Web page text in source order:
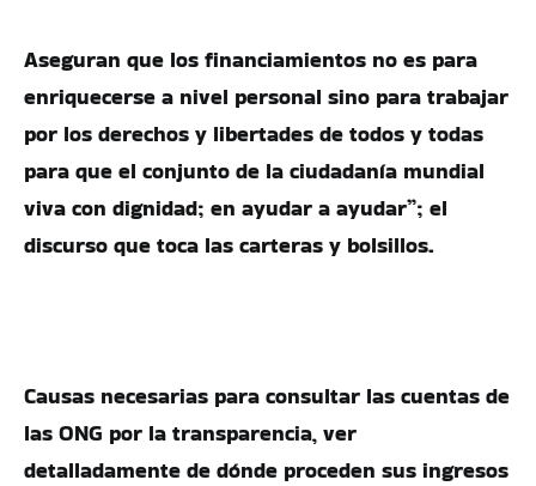
Aseguran que los financiamientos no es para
enriquecerse a nivel personal sino para trabajar
por los derechos y libertades de todos y todas
para que el conjunto de la ciudadanía mundial
viva con dignidad; en ayudar a ayudar”; el
discurso que toca las carteras y bolsillos.
Causas necesarias para consultar las cuentas de
las ONG por la transparencia, ver
detalladamente de dónde proceden sus ingresos